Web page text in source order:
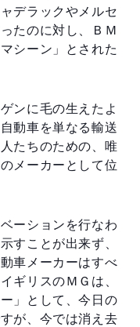
デラックやメルセ
たのに対し、ＢＭ
シーン」とされた
ンに毛の生えたよ
動車を単なる輸送
たちのための、唯
メーカーとして位
ーションを行なわ
すことが出来ず、
車メーカーはすべ
ギリスのＭＧは、
」として、今日の
が、今では消え去